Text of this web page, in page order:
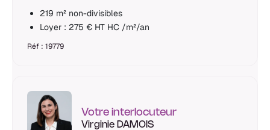
219 m² non-divisibles
Loyer : 275 € HT HC /m²/an
Réf : 19779
Votre interlocuteur
Virginie DAMOIS